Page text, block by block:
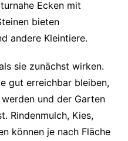
Ecken mit
bieten
andere Kleintiere.
sie zunächst wirken.
gut erreichbar bleiben,
und der Garten
Rindenmulch, Kies,
können je nach Fläche